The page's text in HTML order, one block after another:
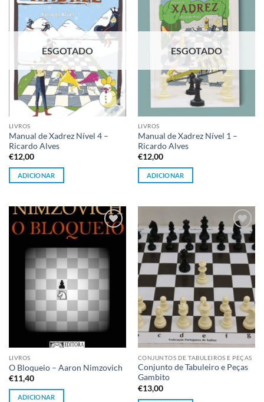
Adicionar
à lista de
desejos
ESGOTADO
LIVROS
Manual de Xadrez Nível 4 –
Ricardo Alves
€12,00
ADICIONAR
Adicionar
à lista de
desejos
ESGOTADO
LIVROS
Manual de Xadrez Nível 1 –
Ricardo Alves
€12,00
ADICIONAR
Adicionar
LIVROS
O Bloqueio – Aaron Nimzovich
€11,40
ADICIONAR
Adicionar
à lista de
desejos
CONJUNTOS DE TABULEIROS E PEÇAS
Conjunto de Tabuleiro e Peças
Gambito
€13,00